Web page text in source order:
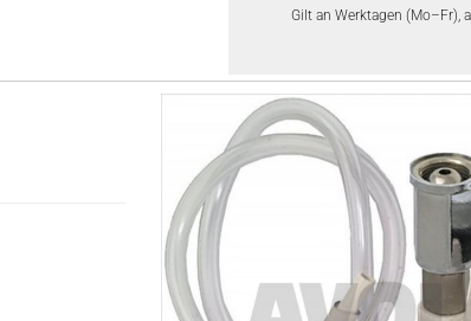
Gilt an Werktagen (Mo–Fr),